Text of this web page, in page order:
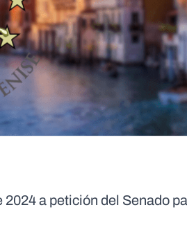
a petición del Senado